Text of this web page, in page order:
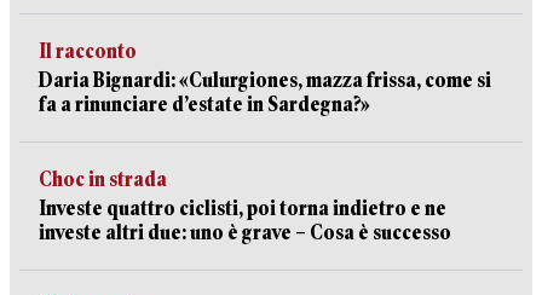
Il racconto
Daria Bignardi: «Culurgiones, mazza frissa, come si
fa a rinunciare d’estate in Sardegna?»
Choc in strada
Investe quattro ciclisti, poi torna indietro e ne
investe altri due: uno è grave – Cosa è successo